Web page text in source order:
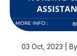
03 Oct, 2023 |